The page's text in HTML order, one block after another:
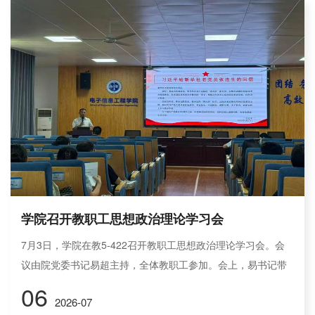
走访研发中心、测试实验室与产品展厅，技术骨干现场展示核
心产品与落地工程案例。师生近距离了解自动化专业技术产业
化应用，明晰理论到工...
学院召开教职工思想政治理论学习会
7月3日，学院在教5-422召开教职工思想政治理论学习会。会
议由院党委书记易超主持，全体教职工参加。会上，易书记带
精神；对《教育发展“十五五”规划》进行了专题解读，重点围绕
06 2026-07